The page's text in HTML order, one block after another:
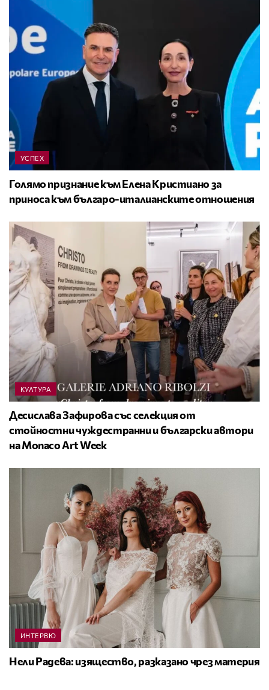
УСПЕХ
Голямо признание към Елена Кристиано за
приноса към българо-италианските отношения
КУЛТУРА
Десислава Зафирова със селекция от
стойностни чуждестранни и български автори
на Monaco Art Week
ИНТЕРВЮ
Нели Радева: изящество, разказано чрез материя